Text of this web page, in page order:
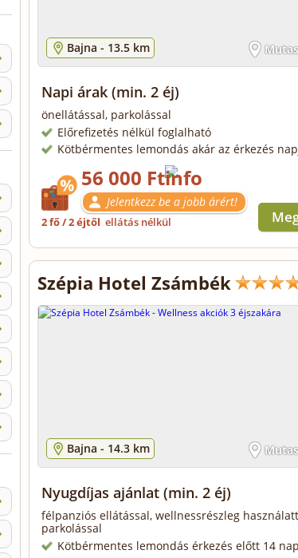
Bajna - 13.5 km
Napi árak (min. 2 éj)
önellátással, parkolással
Előrefizetés nélkül foglalható
Kötbérmentes lemondás akár az érkezés
56 000 Ft
Jelentkezz be a jobb árért!
2 fő / 2 éjtől ellátás nélkül
Szépia Hotel Zsámbék
Bajna - 14.3 km
Nyugdíjas ajánlat (min. 2 éj)
félpanziós ellátással, wellnessrészleg
parkolással
Kötbérmentes lemondás érkezés előtt 14